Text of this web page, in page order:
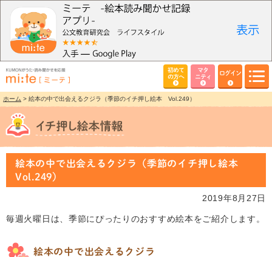
初めて
の方へ
マタ
ニティ
ログイン
ホーム > 絵本の中で出会えるクジラ（季節のイチ押し絵本 Vol.249）
絵本の中で出会えるクジラ（季節のイチ押し絵本
Vol.249）
2019年8月27日
毎週火曜日は、季節にぴったりのおすすめ絵本をご紹介します。
絵本の中で出会えるクジラ